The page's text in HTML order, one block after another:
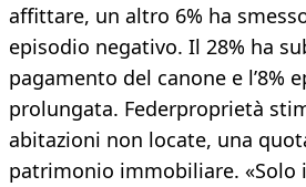
affittare, un altro 6% ha
episodio negativo. Il 28% ha
pagamento del canone e l’8%
prolungata. Federproprietà
abitazioni non locate, una
patrimonio immobiliare. «Solo